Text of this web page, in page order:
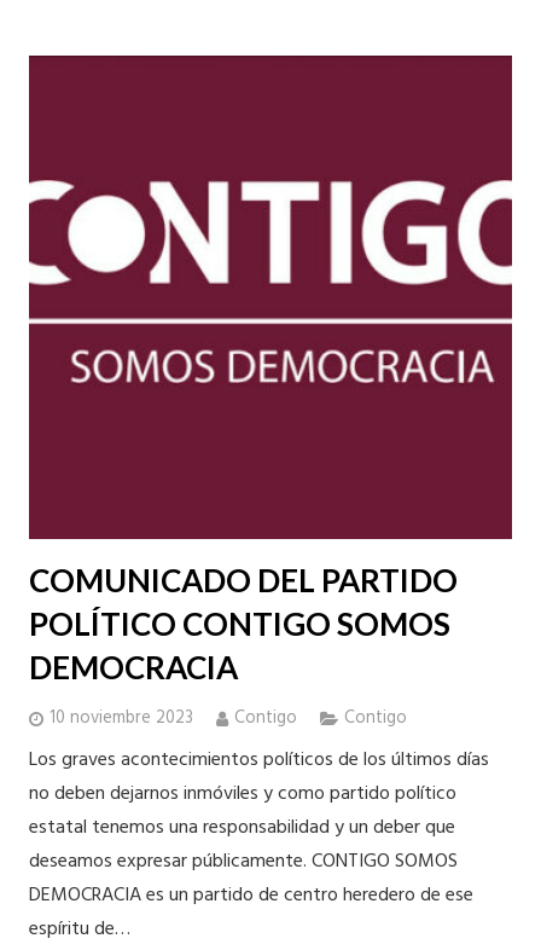
COMUNICADO DEL PARTIDO
POLÍTICO CONTIGO SOMOS
DEMOCRACIA
10 noviembre 2023 Contigo Contigo
Los graves acontecimientos políticos de los últimos días
no deben dejarnos inmóviles y como partido político
estatal tenemos una responsabilidad y un deber que
deseamos expresar públicamente. CONTIGO SOMOS
DEMOCRACIA es un partido de centro heredero de ese
espíritu de…